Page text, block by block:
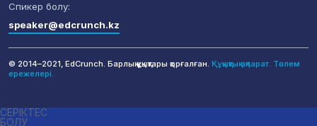
Спикер болу:
speaker@edcrunch.kz
© 2014–2021, EdCrunch. Барлық құқықтары қорғалған. Құқықтық ақпарат. Төлем
ережелері.
СЕРІКТЕС
БОЛУ